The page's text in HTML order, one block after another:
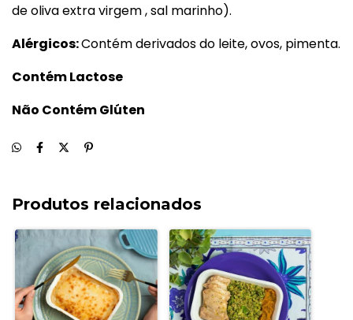
de oliva extra virgem , sal marinho).
Alérgicos:Contém derivados do leite, ovos, pimenta.
Contém Lactose
Não Contém Glúten
Produtos relacionados